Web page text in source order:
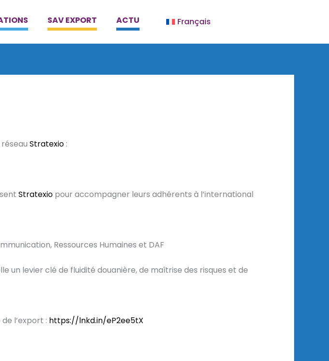
SAV EXPORT ACTU Français
réseauStratexio :
Stratexio pour accompagner leurs adhérents à l’international
Ressources Humaines et DAF
un levier clé de fluidité douanière, de maîtrise des risques et de
l’export : https://lnkd.in/eP2ee5tX